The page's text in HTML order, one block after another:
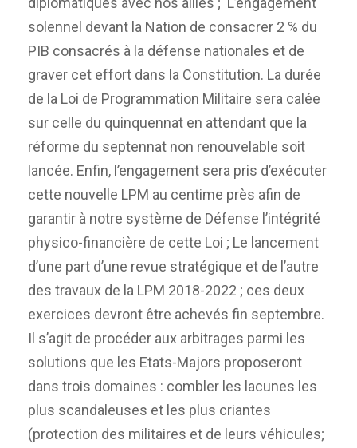
solennel devant la Nation de consacrer 2 % du
PIB consacrés à la défense nationales et de
graver cet effort dans la Constitution. La durée
de la Loi de Programmation Militaire sera calée
sur celle du quinquennat en attendant que la
réforme du septennat non renouvelable soit
lancée. Enfin, l’engagement sera pris d’exécuter
cette nouvelle LPM au centime près afin de
garantir à notre système de Défense l’intégrité
physico-financière de cette Loi ; Le lancement
d’une part d’une revue stratégique et de l’autre
des travaux de la LPM 2018-2022 ; ces deux
exercices devront être achevés fin septembre.
Il s’agit de procéder aux arbitrages parmi les
solutions que les Etats-Majors proposeront
dans trois domaines : combler les lacunes les
plus scandaleuses et les plus criantes
(protection des militaires et de leurs véhicules;